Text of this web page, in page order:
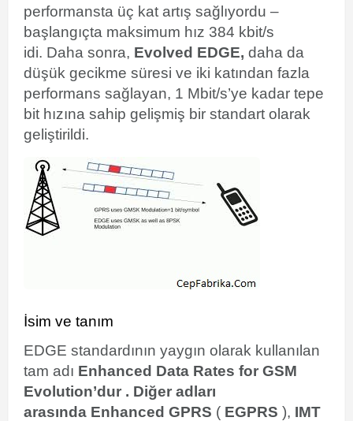
performansta üç kat artış sağlıyordu –
başlangıçta maksimum hız 384 kbit/s
idi. Daha sonra, Evolved EDGE, daha da
düşük gecikme süresi ve iki katından fazla
performans sağlayan, 1 Mbit/s’ye kadar tepe
bit hızına sahip gelişmiş bir standart olarak
geliştirildi.
İsim ve tanım
EDGE standardının yaygın olarak kullanılan
tam adı Enhanced Data Rates for GSM
Evolution’dur . Diğer adları
arasında Enhanced GPRS ( EGPRS ), IMT